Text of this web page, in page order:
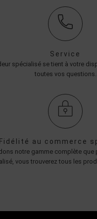
Service
spécialisé se tient à votre
toutes vos questions.
Fidélité au commerce
notre gamme complète que
vous trouverez tous les